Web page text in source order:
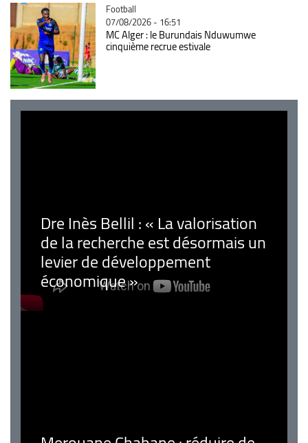
Catégorie
Football
07/08/2026 - 16:51
MC Alger : le Burundais Nduwumwe
cinquième recrue estivale
Dre Inès Bellil : « La valorisation
de la recherche est désormais un
levier de développement
économique »